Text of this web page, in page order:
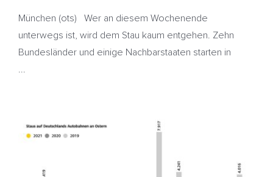
München (ots) Wer an diesem Wochenende
unterwegs ist, wird dem Stau kaum entgehen. Zehn
Bundesländer und einige Nachbarstaaten starten in
...